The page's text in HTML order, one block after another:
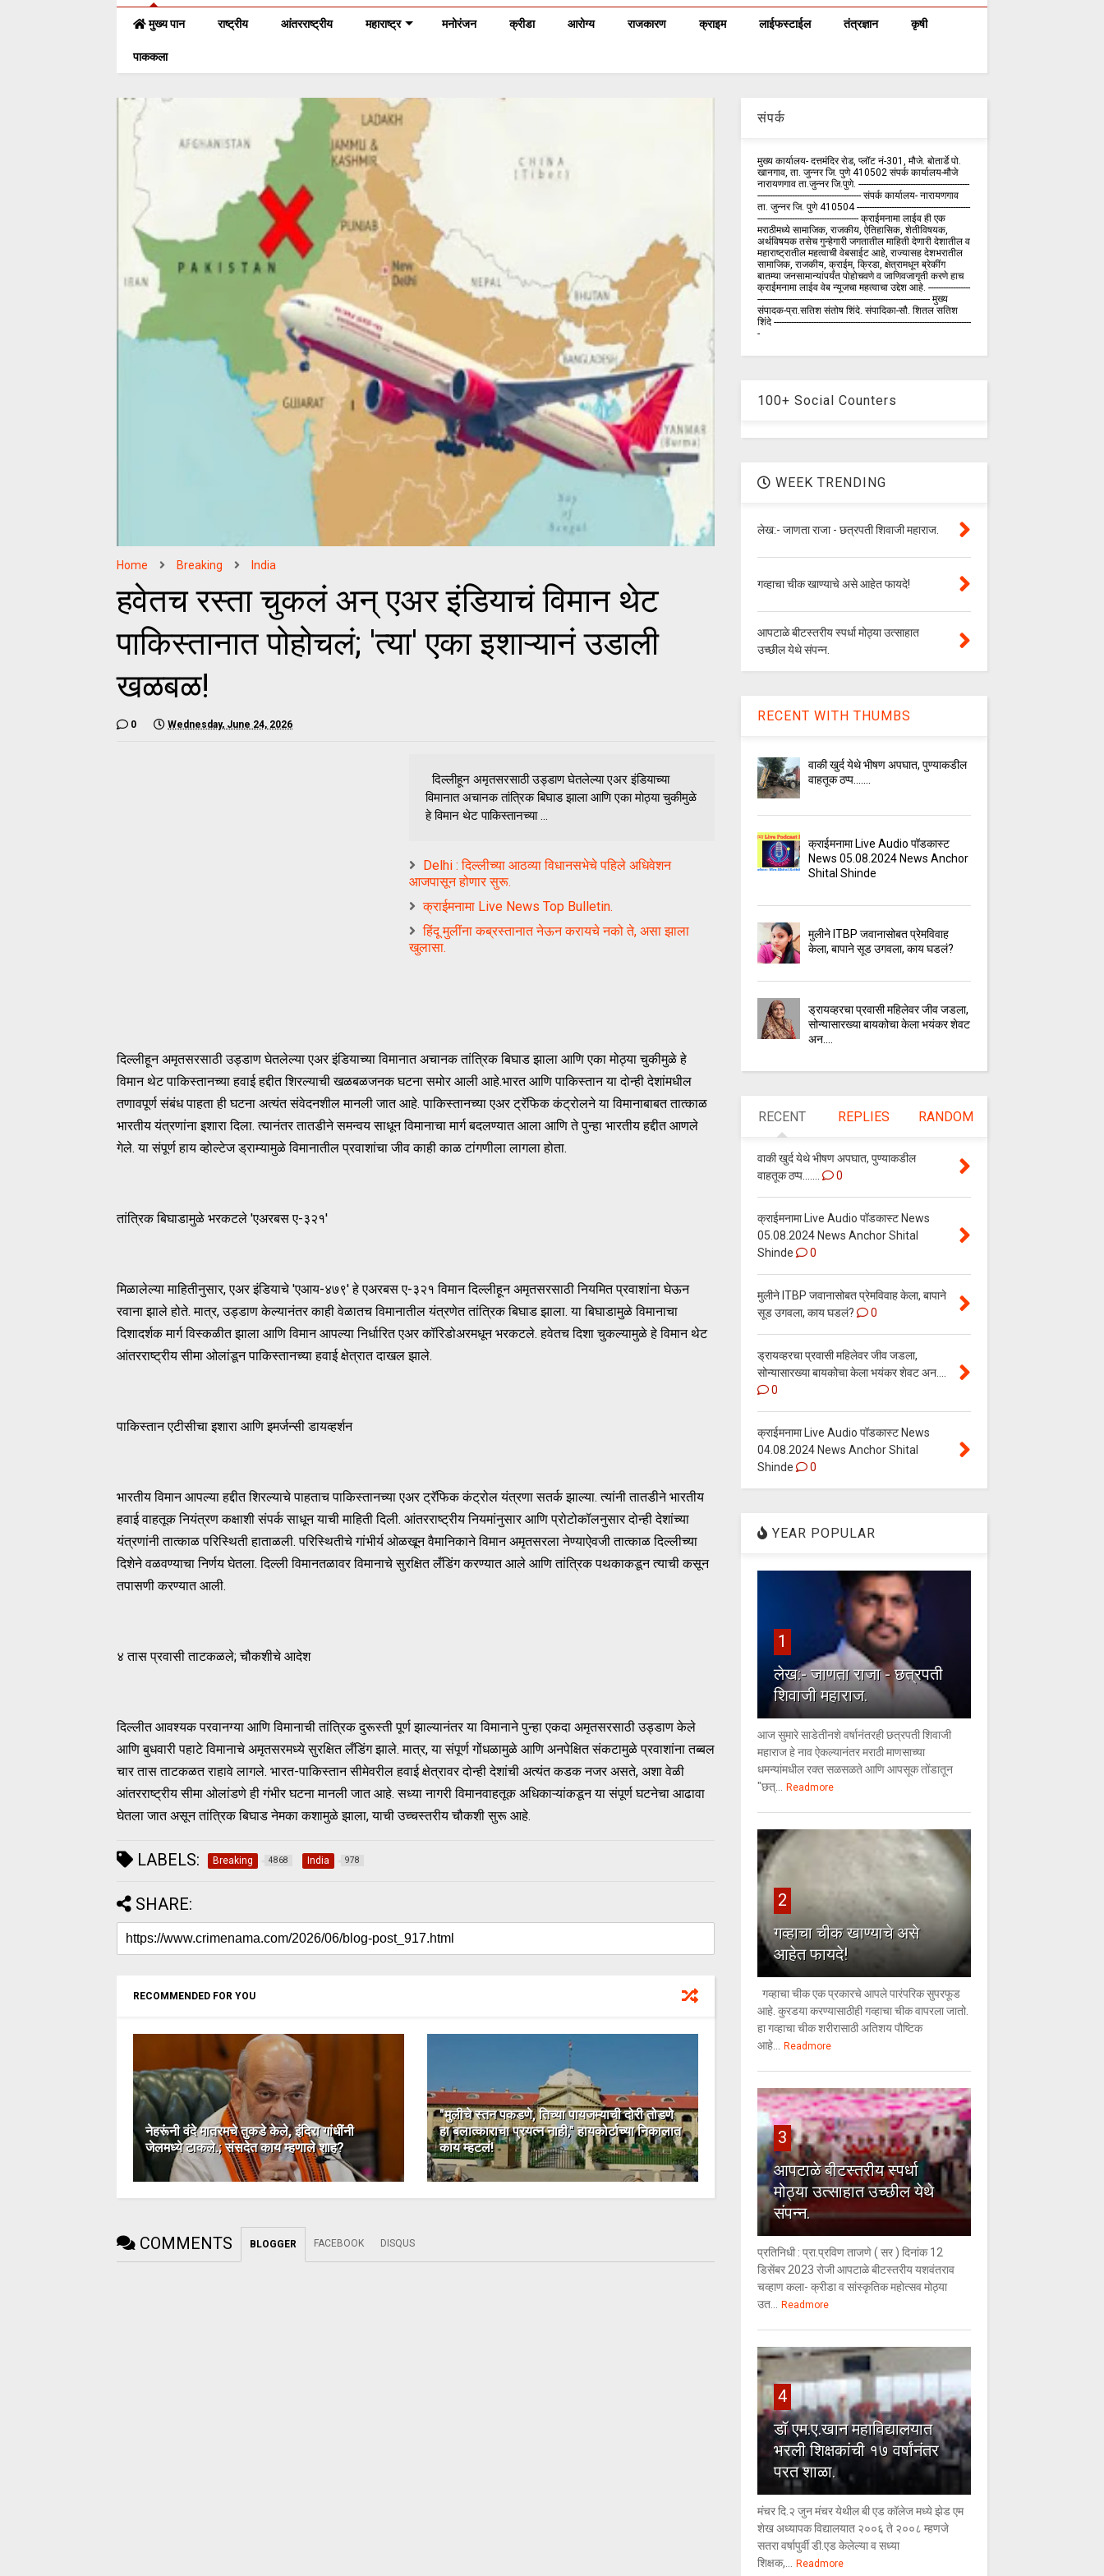
मुख्य पान राष्ट्रीय आंतरराष्ट्रीय महाराष्ट्र मनोरंजन क्रीडा आरोग्य राजकारण क्राइम लाईफस्टाईल तंत्रज्ञान कृषी
पाककला
Home Breaking India
हवेतच रस्ता चुकलं अन् एअर इंडियाचं विमान थेट
पाकिस्तानात पोहोचलं; 'त्या' एका इशाऱ्यानं उडाली
खळबळ!
0 Wednesday, June 24, 2026
दिल्लीहून अमृतसरसाठी उड्डाण घेतलेल्या एअर इंडियाच्या
विमानात अचानक तांत्रिक बिघाड झाला आणि एका मोठ्या चुकीमुळे
हे विमान थेट पाकिस्तानच्या ...
Delhi : दिल्लीच्या आठव्या विधानसभेचे पहिले अधिवेशन
आजपासून होणार सुरू.
क्राईमनामा Live News Top Bulletin.
हिंदू मुलींना कब्रस्तानात नेऊन करायचे नको ते, असा झाला
खुलासा.
दिल्लीहून अमृतसरसाठी उड्डाण घेतलेल्या एअर इंडियाच्या विमानात अचानक तांत्रिक बिघाड झाला आणि एका मोठ्या चुकीमुळे हे
विमान थेट पाकिस्तानच्या हवाई हद्दीत शिरल्याची खळबळजनक घटना समोर आली आहे.भारत आणि पाकिस्तान या दोन्ही देशांमधील
तणावपूर्ण संबंध पाहता ही घटना अत्यंत संवेदनशील मानली जात आहे. पाकिस्तानच्या एअर ट्रॅफिक कंट्रोलने या विमानाबाबत तात्काळ
भारतीय यंत्रणांना इशारा दिला. त्यानंतर तातडीने समन्वय साधून विमानाचा मार्ग बदलण्यात आला आणि ते पुन्हा भारतीय हद्दीत आणले
गेले. या संपूर्ण हाय व्होल्टेज ड्राम्यामुळे विमानातील प्रवाशांचा जीव काही काळ टांगणीला लागला होता.
तांत्रिक बिघाडामुळे भरकटले 'एअरबस ए-३२१'
मिळालेल्या माहितीनुसार, एअर इंडियाचे 'एआय-४७९' हे एअरबस ए-३२१ विमान दिल्लीहून अमृतसरसाठी नियमित प्रवाशांना घेऊन
रवाना झाले होते. मात्र, उड्डाण केल्यानंतर काही वेळातच विमानातील यंत्रणेत तांत्रिक बिघाड झाला. या बिघाडामुळे विमानाचा
दिशादर्शक मार्ग विस्कळीत झाला आणि विमान आपल्या निर्धारित एअर कॉरिडोअरमधून भरकटले. हवेतच दिशा चुकल्यामुळे हे विमान थेट
आंतरराष्ट्रीय सीमा ओलांडून पाकिस्तानच्या हवाई क्षेत्रात दाखल झाले.
पाकिस्तान एटीसीचा इशारा आणि इमर्जन्सी डायव्हर्शन
भारतीय विमान आपल्या हद्दीत शिरल्याचे पाहताच पाकिस्तानच्या एअर ट्रॅफिक कंट्रोल यंत्रणा सतर्क झाल्या. त्यांनी तातडीने भारतीय
हवाई वाहतूक नियंत्रण कक्षाशी संपर्क साधून याची माहिती दिली. आंतरराष्ट्रीय नियमांनुसार आणि प्रोटोकॉलनुसार दोन्ही देशांच्या
यंत्रणांनी तात्काळ परिस्थिती हाताळली. परिस्थितीचे गांभीर्य ओळखून वैमानिकाने विमान अमृतसरला नेण्याऐवजी तात्काळ दिल्लीच्या
दिशेने वळवण्याचा निर्णय घेतला. दिल्ली विमानतळावर विमानाचे सुरक्षित लँडिंग करण्यात आले आणि तांत्रिक पथकाकडून त्याची कसून
तपासणी करण्यात आली.
४ तास प्रवासी ताटकळले; चौकशीचे आदेश
दिल्लीत आवश्यक परवानग्या आणि विमानाची तांत्रिक दुरूस्ती पूर्ण झाल्यानंतर या विमानाने पुन्हा एकदा अमृतसरसाठी उड्डाण केले
आणि बुधवारी पहाटे विमानाचे अमृतसरमध्ये सुरक्षित लँडिंग झाले. मात्र, या संपूर्ण गोंधळामुळे आणि अनपेक्षित संकटामुळे प्रवाशांना तब्बल
चार तास ताटकळत राहावे लागले. भारत-पाकिस्तान सीमेवरील हवाई क्षेत्रावर दोन्ही देशांची अत्यंत कडक नजर असते, अशा वेळी
आंतरराष्ट्रीय सीमा ओलांडणे ही गंभीर घटना मानली जात आहे. सध्या नागरी विमानवाहतूक अधिकाऱ्यांकडून या संपूर्ण घटनेचा आढावा
घेतला जात असून तांत्रिक बिघाड नेमका कशामुळे झाला, याची उच्चस्तरीय चौकशी सुरू आहे.
LABELS: Breaking 4868 India 978
SHARE:
RECOMMENDED FOR YOU
नेहरूंनी वंदे मातरमचे तुकडे केले, इंदिरा गांधींनी
जेलमध्ये टाकले.; संसदेत काय म्हणाले शाह?
"मुलीचे स्तन पकडणे, तिच्या पायजम्याची दोरी तोडणे
हा बलात्काराचा प्रयत्न नाही," हायकोर्टाच्या निकालात
काय म्हटलं!
COMMENTS BLOGGER FACEBOOK DISQUS
संपर्क
मुख्य कार्यालय- दत्तमंदिर रोड, प्लॉट नं-301, मौजे. बोतार्डे पो.
खानगाव, ता. जुन्नर जि. पुणे 410502 संपर्क कार्य‍ालय-मौजे
नारायणगाव ता.जुन्नर जि.पुणे. ---------------------------------------------
------------------------------------------ संपर्क कार्यालय- नारायणगाव
ता. जुन्नर जि. पुणे 410504 ----------------------------------------------
----------------------------------------- क्राईमनामा लाईव ही एक
मराठीमध्ये सामाजिक, राजकीय, ऐतिहासिक, शेतीविषयक,
अर्थविषयक तसेच गुन्हेगारी जगतातील माहिती देणारी देशातील व
महाराष्ट्रातील महत्वाची वेबसाईट आहे, राज्यासह देशभरातील
सामाजिक, राजकीय, क्राईम, क्रिडा, क्षेत्रामधून ब्रेकींग
बातम्या जनसामान्यांपर्यंत पोहोचवणे व जाणिवजागृती करणे हाच
क्राईमनामा लाईव वेब न्यूजचा महत्वाचा उद्देश आहे. -----------------
---------------------------------------------------------------------- मुख्य
संपादक-प्रा.सतिश संतोष शिंदे. संपादिका-सौ. शितल सतिश
शिंदे --------------------------------------------------------------------------------
-
100+ Social Counters
WEEK TRENDING
लेख:- जाणता राजा - छत्रपती शिवाजी महाराज.
गव्हाचा चीक खाण्याचे असे आहेत फायदे!
आपटाळे बीटस्तरीय स्पर्धा मोठ्या उत्साहात
उच्छील येथे संपन्न.
RECENT WITH THUMBS
वाकी खुर्द येथे भीषण अपघात, पुण्याकडील
वाहतूक ठप्प.......
क्राईमनामा Live Audio पॉडकास्ट
News 05.08.2024 News Anchor
Shital Shinde
मुलीने ITBP जवानासोबत प्रेमविवाह
केला, बापाने सूड उगवला, काय घडलं?
ड्रायव्हरचा प्रवासी महिलेवर जीव जडला,
सोन्यासारख्या बायकोचा केला भयंकर शेवट
अन....
RECENT REPLIES RANDOM
वाकी खुर्द येथे भीषण अपघात, पुण्याकडील
वाहतूक ठप्प.......
0
क्राईमनामा Live Audio पॉडकास्ट News
05.08.2024 News Anchor Shital
Shinde
0
मुलीने ITBP जवानासोबत प्रेमविवाह केला, बापाने
सूड उगवला, काय घडलं?
0
ड्रायव्हरचा प्रवासी महिलेवर जीव जडला,
सोन्यासारख्या बायकोचा केला भयंकर शेवट अन....
0
क्राईमनामा Live Audio पॉडकास्ट News
04.08.2024 News Anchor Shital
Shinde
0
YEAR POPULAR
1
लेख:- जाणता राजा - छत्रपती
शिवाजी महाराज.
आज सुमारे साडेतीनशे वर्षानंतरही छत्रपती शिवाजी
महाराज हे नाव ऐकल्यानंतर मराठी माणसाच्या
धमन्यांमधील रक्त सळसळते आणि आपसूक तोंडातून
"छत्... Readmore
2
गव्हाचा चीक खाण्याचे असे
आहेत फायदे!
गव्हाचा चीक एक प्रकारचे आपले पारंपरिक सुपरफूड
आहे. कुरडया करण्यासाठीही गव्हाचा चीक वापरला जातो.
हा गव्हाचा चीक शरीरासाठी अतिशय पौष्टिक
आहे... Readmore
3
आपटाळे बीटस्तरीय स्पर्धा
मोठ्या उत्साहात उच्छील येथे
संपन्न.
प्रतिनिधी : प्रा.प्रविण ताजणे ( सर ) दिनांक 12
डिसेंबर 2023 रोजी आपटाळे बीटस्तरीय यशवंतराव
चव्हाण कला- क्रीडा व सांस्कृतिक महोत्सव मोठ्या
उत... Readmore
4
डॉ एम.ए.खान महाविद्यालयात
भरली शिक्षकांची १७ वर्षांनंतर
परत शाळा.
मंचर दि.२ जुन मंचर येथील बी एड कॉलेज मध्ये झेड एम
शेख अध्यापक विद्यालयात २००६ ते २००८ म्हणजे
सतरा वर्षापुर्वी डी.एड केलेल्या व सध्या
शिक्षक,... Readmore